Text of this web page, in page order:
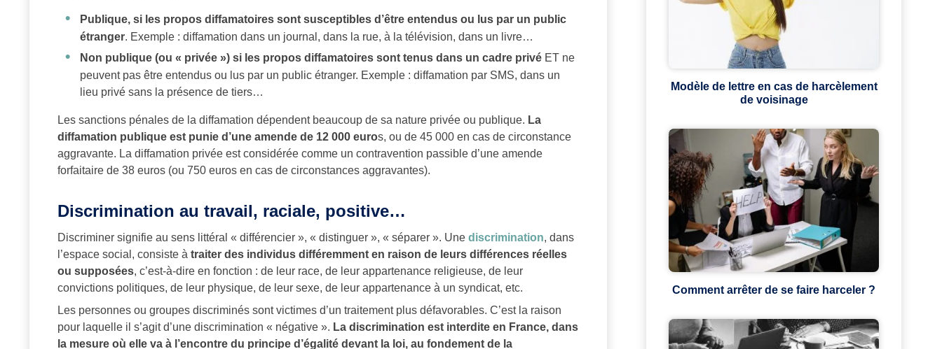
Publique, si les propos diffamatoires sont susceptibles d’être entendus ou lus par un public
étranger. Exemple : diffamation dans un journal, dans la rue, à la télévision, dans un livre…
Non publique (ou « privée ») si les propos diffamatoires sont tenus dans un cadre privé ET ne
peuvent pas être entendus ou lus par un public étranger. Exemple : diffamation par SMS, dans un
lieu privé sans la présence de tiers…
Les sanctions pénales de la diffamation dépendent beaucoup de sa nature privée ou publique. La
diffamation publique est punie d’une amende de 12 000 euros, ou de 45 000 en cas de circonstance
aggravante. La diffamation privée est considérée comme un contravention passible d’une amende
forfaitaire de 38 euros (ou 750 euros en cas de circonstances aggravantes).
Discrimination au travail, raciale, positive…
Discriminer signifie au sens littéral « différencier », « distinguer », « séparer ». Une discrimination, dans
l’espace social, consiste à traiter des individus différemment en raison de leurs différences réelles
ou supposées, c’est-à-dire en fonction : de leur race, de leur appartenance religieuse, de leur
convictions politiques, de leur physique, de leur sexe, de leur appartenance à un syndicat, etc.
Les personnes ou groupes discriminés sont victimes d’un traitement plus défavorables. C’est la raison
pour laquelle il s’agit d’une discrimination « négative ». La discrimination est interdite en France, dans
la mesure où elle va à l’encontre du principe d’égalité devant la loi, au fondement de la
Modèle de lettre en cas de harcèlement
de voisinage
Comment arrêter de se faire harceler ?